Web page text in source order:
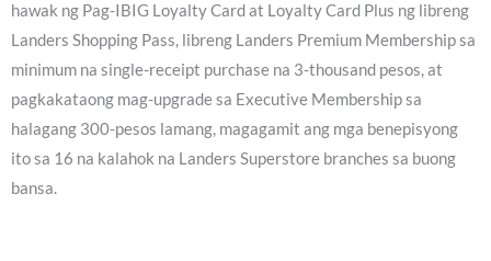
hawak ng Pag-IBIG Loyalty Card at Loyalty Card Plus ng libreng
Landers Shopping Pass, libreng Landers Premium Membership sa
minimum na single-receipt purchase na 3-thousand pesos, at
pagkakataong mag-upgrade sa Executive Membership sa
halagang 300-pesos lamang, magagamit ang mga benepisyong
ito sa 16 na kalahok na Landers Superstore branches sa buong
bansa.